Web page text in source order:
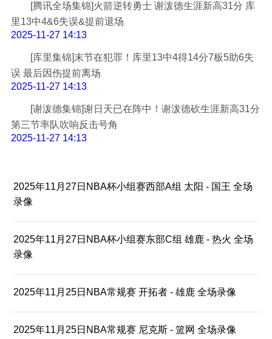
[腾讯全场集锦]火箭逆转勇士 谢泼德生涯新高31分 库
里13中4&6失误&提前退场
2025-11-27 14:13
[库里集锦]末节在犯罪！库里13中4得14分7板5助6失
误 最后因伤提前离场
2025-11-27 14:13
[谢泼德集锦]谢日天已在阵中！谢泼德砍生涯新高31分
第三节率队吹响反击号角
2025-11-27 14:13
2025年11月27日NBA杯小组赛西部A组 太阳 - 国王 全场
录像
2025年11月27日NBA杯小组赛东部C组 雄鹿 - 热火 全场
录像
2025年11月25日NBA常规赛 开拓者 - 雄鹿 全场录像
2025年11月25日NBA常规赛 尼克斯 - 篮网 全场录像